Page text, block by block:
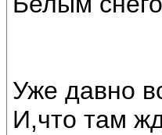
Уже давно
И,что там